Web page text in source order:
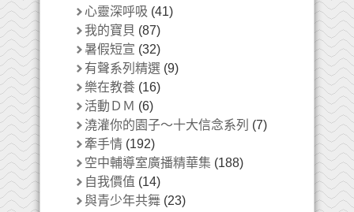
心靈深呼吸 (41)
我的寶貝 (87)
暑假短宣 (32)
有聲系列精選 (9)
樂在教養 (16)
活動ＤＭ (6)
澆灌你的園子～十大信念系列 (7)
牽手情 (192)
空中輔導室廣播精華集 (188)
自我價值 (14)
與青少年共舞 (23)